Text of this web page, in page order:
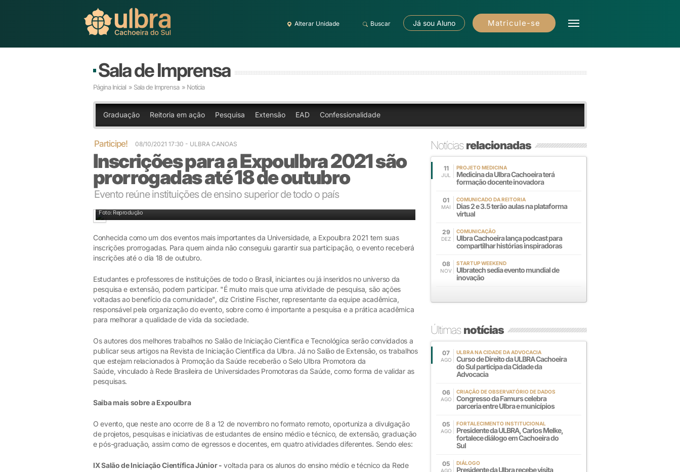
Alterar Unidade Buscar Já sou Aluno Matricule-se
Sala de Imprensa
Página Inicial » Sala de Imprensa » Notícia
Graduação Reitoria em ação Pesquisa Extensão EAD Confessionalidade
Participe! 08/10/2021 17:30 - ULBRA CANOAS
Inscrições para a Expoulbra 2021 são
prorrogadas até 18 de outubro
Evento reúne instituições de ensino superior de todo o país
Foto: Reprodução
Conhecida como um dos eventos mais importantes da Universidade, a Expoulbra 2021 tem suas
inscrições prorrogadas. Para quem ainda não conseguiu garantir sua participação, o evento receberá
inscrições até o dia 18 de outubro.
Estudantes e professores de instituições de todo o Brasil, iniciantes ou já inseridos no universo da
pesquisa e extensão, podem participar. "É muito mais que uma atividade de pesquisa, são ações
voltadas ao benefício da comunidade", diz Cristine Fischer, representante da equipe acadêmica,
responsável pela organização do evento, sobre como é importante a pesquisa e a prática acadêmica
para melhorar a qualidade de vida da sociedade.
Os autores dos melhores trabalhos no Salão de Iniciação Científica e Tecnológica serão convidados a
publicar seus artigos na Revista de Iniciação Científica da Ulbra. Já no Salão de Extensão, os trabalhos
que estejam relacionados à Promoção da Saúde receberão o Selo Ulbra Promotora da
Saúde, vinculado à Rede Brasileira de Universidades Promotoras da Saúde, como forma de validar as
pesquisas.
Saiba mais sobre a Expoulbra
O evento, que neste ano ocorre de 8 a 12 de novembro no formato remoto, oportuniza a divulgação
de projetos, pesquisas e iniciativas de estudantes de ensino médio e técnico, de extensão, graduação
e pós-graduação, assim como de egressos e docentes, em quatro atividades diferentes. Sendo eles:
IX Salão de Iniciação Científica Júnior - voltada para os alunos do ensino médio e técnico da Rede
Notíciasrelacionadas
11
JUL
PROJETO MEDICINA
Medicina da Ulbra Cachoeira terá
formação docente inovadora
01
MAI
COMUNICADO DA REITORIA
Dias 2 e 3.5 terão aulas na plataforma
virtual
29
DEZ
COMUNICAÇÃO
Ulbra Cachoeira lança podcast para
compartilhar histórias inspiradoras
08
NOV
STARTUP WEEKEND
Ulbratech sedia evento mundial de
inovação
Últimasnotícias
07
AGO
ULBRA NA CIDADE DA ADVOCACIA
Curso de Direito da ULBRA Cachoeira
do Sul participa da Cidade da
Advocacia
06
AGO
CRIAÇÃO DE OBSERVATÓRIO DE DADOS
Congresso da Famurs celebra
parceria entre Ulbra e municípios
05
AGO
FORTALECIMENTO INSTITUCIONAL
Presidente da ULBRA, Carlos Melke,
fortalece diálogo em Cachoeira do
Sul
05
AGO
DIÁLOGO
Presidente da Ulbra recebe visita